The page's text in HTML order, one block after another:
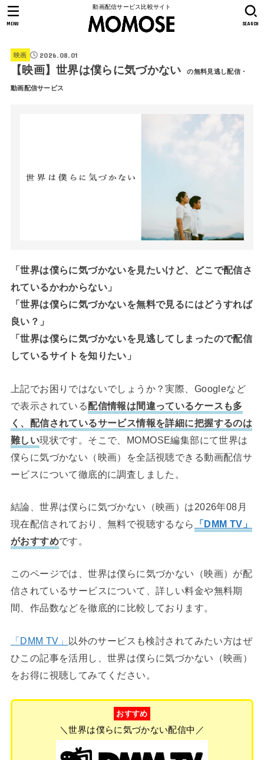
動画配信サービス比較サイト
SEARCH
MENU
映画 2026.08.01
【映画】世界は僕らに気づかない の無料見逃し配信・
動画配信サービス
「世界は僕らに気づかないを見たいけど、どこで配信さ
れているかわからない」
「世界は僕らに気づかないを無料で見るにはどうすれば
良い？」
「世界は僕らに気づかないを見逃してしまったので配信
しているサイトを知りたい」
上記でお困りではないでしょうか？実際、Googleなど
で表示されている配信情報は間違っているケースも多
く、配信されているサービス情報を詳細に把握するのは
難しい現状です。そこで、MOMOSE編集部にて世界は
僕らに気づかない（映画）を全話視聴できる動画配信サ
ービスについて徹底的に調査しました。
結論、世界は僕らに気づかない（映画）は2026年08月
現在配信されており、無料で視聴するなら
「DMM TV」
がおすすめです。
このページでは、世界は僕らに気づかない（映画）が配
信されているサービスについて、詳しい料金や無料期
間、作品数などを徹底的に比較しております。
「DMM TV」 以外のサービスも検討されてみたい方はぜ
ひこの記事を活用し、世界は僕らに気づかない（映画）
をお得に視聴してみてください。
おすすめ
＼世界は僕らに気づかない配信中／